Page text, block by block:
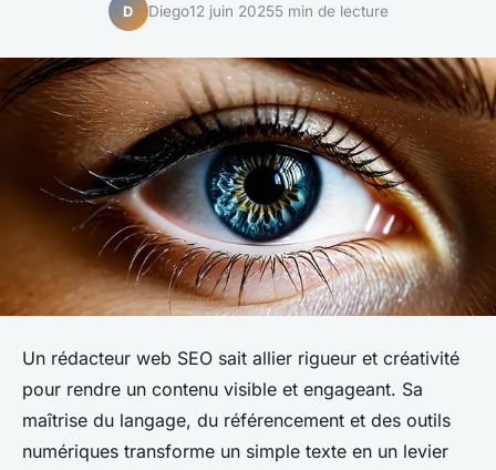
D Diego12 juin 20255 min de lecture
Un rédacteur web SEO sait allier rigueur et créativité
pour rendre un contenu visible et engageant. Sa
maîtrise du langage, du référencement et des outils
numériques transforme un simple texte en un levier